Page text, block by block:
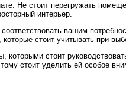
Не стоит перегружать
интерьер.
вашим
стоит учитывать при
которыми стоит
стоит уделить ей особое